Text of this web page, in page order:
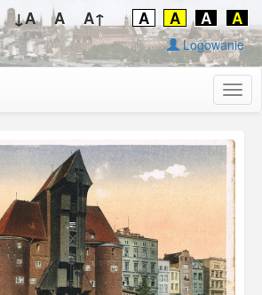
↓A A A↑ A A A A
Logowanie